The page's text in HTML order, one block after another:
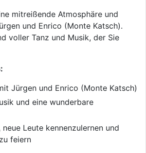
mitreißende Atmosphäre und
und Enrico (Monte Katsch).
voller Tanz und Musik, der Sie
Jürgen und Enrico (Monte Katsch)
und eine wunderbare
neue Leute kennenzulernen und
feiern